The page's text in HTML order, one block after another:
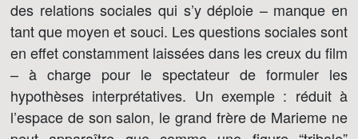
des relations sociales qui s’y déploie – manque en
tant que moyen et souci. Les questions sociales sont
en effet constamment laissées dans les creux du film
– à charge pour le spectateur de formuler les
hypothèses interprétatives. Un exemple : réduit à
l’espace de son salon, le grand frère de Marieme ne